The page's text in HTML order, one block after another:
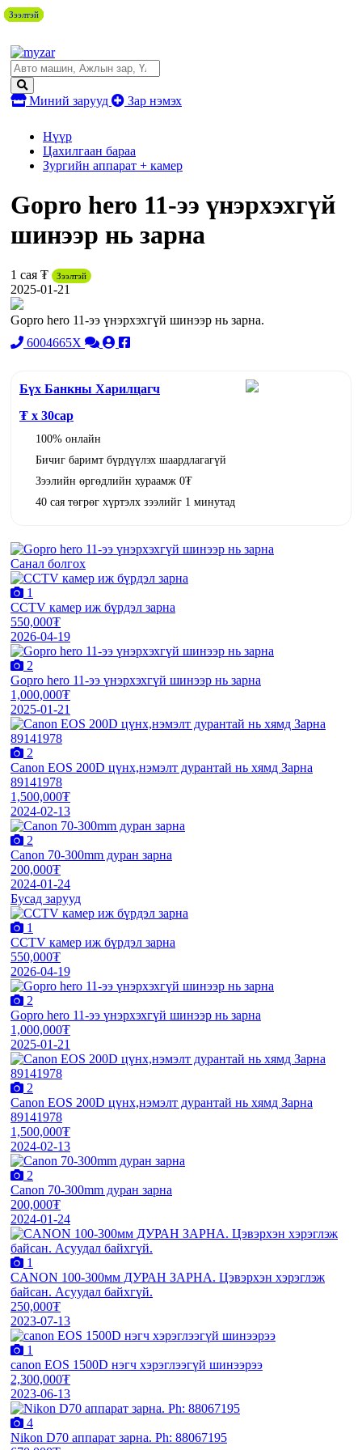
Миний зарууд Зар нэмэх
Нүүр
Цахилгаан бараа
Зургийн аппарат + камер
Gopro hero 11-ээ үнэрхэхгүй
шинээр нь зарна
1 сая ₮ Зээлтэй
2025-01-21
Gopro hero 11-ээ үнэрхэхгүй шинээр нь зарна.
6004665X
Бүх Банкны Харилцагч
₮ x 30сар
100% онлайн
Бичиг баримт бүрдүүлэх шаардлагагүй
Зээлийн өргөдлийн хураамж 0₮
40 сая төгрөг хүртэлх зээлийг 1 минутад
Санал болгох
1
CCTV камер иж бүрдэл зарна
550,000₮
2026-04-19
Зээлтэй
2
Gopro hero 11-ээ үнэрхэхгүй шинээр нь зарна
1,000,000₮
2025-01-21
Зээлтэй
2
Canon EOS 200D цүнх,нэмэлт дурантай нь хямд Зарна
89141978
1,500,000₮
2024-02-13
2
Canon 70-300mm дуран зарна
200,000₮
2024-01-24
Бусад зарууд
1
CCTV камер иж бүрдэл зарна
550,000₮
2026-04-19
Зээлтэй
2
Gopro hero 11-ээ үнэрхэхгүй шинээр нь зарна
1,000,000₮
2025-01-21
Зээлтэй
2
Canon EOS 200D цүнх,нэмэлт дурантай нь хямд Зарна
89141978
1,500,000₮
2024-02-13
2
Canon 70-300mm дуран зарна
200,000₮
2024-01-24
1
CANON 100-300мм ДУРАН ЗАРНА. Цэвэрхэн хэрэглэж
байсан. Асуудал байхгүй.
250,000₮
2023-07-13
Зээлтэй
1
canon EOS 1500D нэгч хэрэглээгүй шинээрээ
2,300,000₮
2023-06-13
4
Nikon D70 аппарат зарна. Ph: 88067195
Зээлтэй